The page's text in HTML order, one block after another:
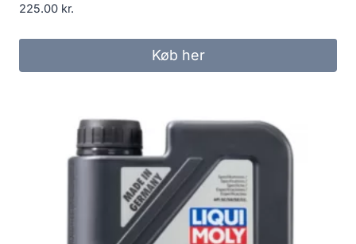
225.00 kr.
Køb her